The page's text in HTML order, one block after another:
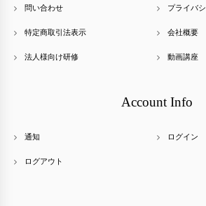
問い合わせ プライバ
特定商取引法表示 会社概要
法人様向け研修 動画講座
Account Info
通知 ログイン
ログアウト